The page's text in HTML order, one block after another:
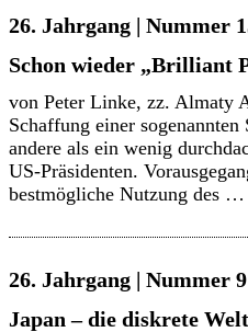
26. Jahrgang | Nummer
Schon wieder „Brilliant
von Peter Linke, zz. Almaty
Schaffung einer
andere als ein wenig
US-Präsidenten.
bestmögliche Nutzung des
26. Jahrgang | Nummer
Japan – die diskrete